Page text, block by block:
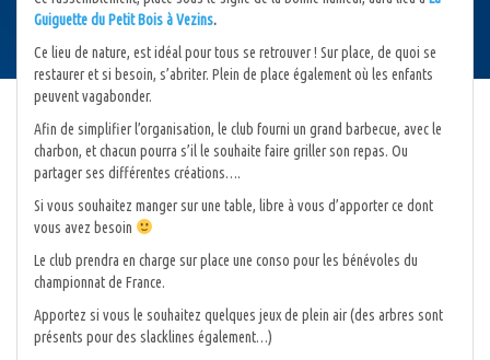
Guiguette du Petit Bois à Vezins.
Ce lieu de nature, est idéal pour tous se retrouver ! Sur place, de quoi se
restaurer et si besoin, s’abriter. Plein de place également où les enfants
peuvent vagabonder.
Afin de simplifier l’organisation, le club fourni un grand barbecue, avec le
charbon, et chacun pourra s’il le souhaite faire griller son repas. Ou
partager ses différentes créations….
Si vous souhaitez manger sur une table, libre à vous d’apporter ce dont
vous avez besoin
Le club prendra en charge sur place une conso pour les bénévoles du
championnat de France.
Apportez si vous le souhaitez quelques jeux de plein air (des arbres sont
présents pour des slacklines également…)